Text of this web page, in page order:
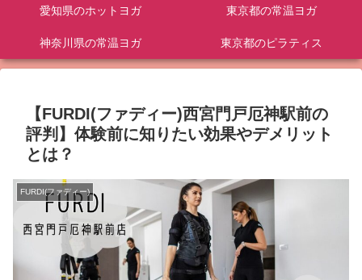
愛知県のホットヨガ 東京都の常温ヨガ
神奈川県の常温ヨガ 東京都のピラティス
【FURDI(ファディー)西宮門戸厄神駅前の
評判】体験前に知りたい効果やデメリット
とは？
FURDI(ファディー)